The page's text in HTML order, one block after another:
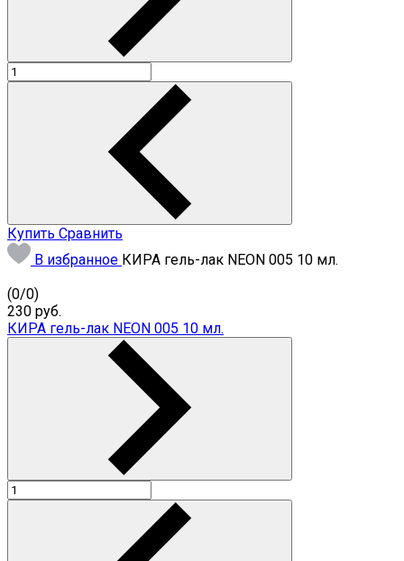
Купить Сравнить
В избранное КИРА гель-лак NEON 005 10 мл.
(0/0)
230 руб.
КИРА гель-лак NEON 005 10 мл.